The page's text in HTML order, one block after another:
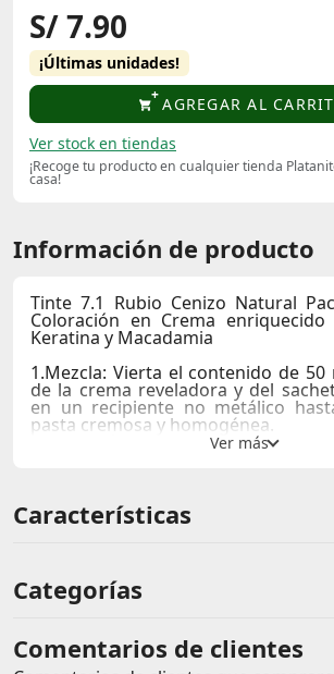
S/ 7.90
¡Últimas unidades!
AGREGAR AL
Ver stock en tiendas
¡Recoge tu producto en cualquier tienda
casa!
Información de producto
Tinte 7.1 Rubio Cenizo Natural
Coloración en Crema
Keratina y Macadamia
1.Mezcla: Vierta el contenido de 50
de la crema reveladora y del
en un recipiente no metálico
pasta cremosa y homogénea.
2.Aplicación:Con la ayuda de una
3.Enjuague y tratamiento:
abundante agua. Aplique el
Características
Categorías
Comentarios de clientes